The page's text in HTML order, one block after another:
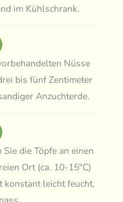
im Kühlschrank.
Nüsse
bis fünf Zentimeter
Anzuchterde.
Sie die Töpfe an einen
Ort (ca. 10-15°C)
konstant leicht feucht,